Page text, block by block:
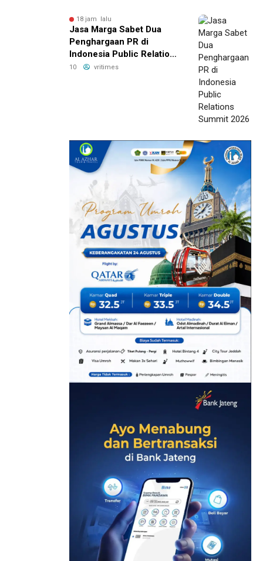
18 jam lalu
Jasa Marga Sabet Dua
Penghargaan PR di
Indonesia Public Relations
Summit 2026
10 vritimes